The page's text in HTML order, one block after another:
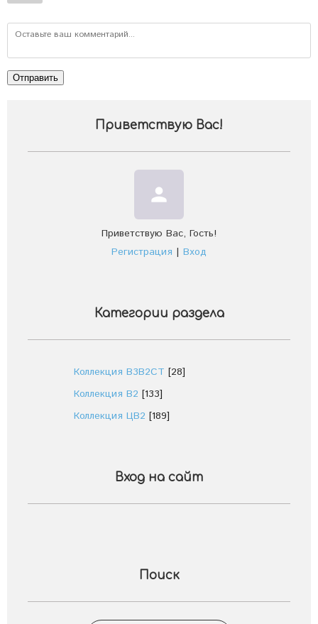
Отправить
Приветствую Вас!
person
Приветствую Вас, Гость!
Регистрация | Вход
Категории раздела
Коллекция В3В2СТ [28]
Коллекция В2 [133]
Коллекция ЦВ2 [189]
Вход на сайт
Поиск